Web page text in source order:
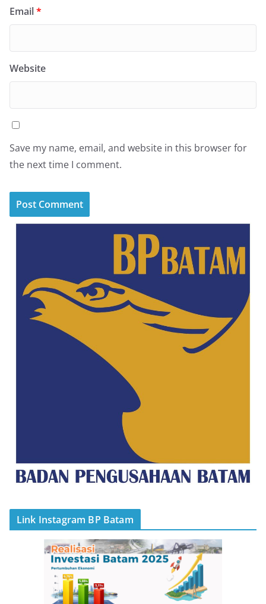
Email*
Website
Save my name, email, and website in this browser for
the next time I comment.
Link Instagram BP Batam